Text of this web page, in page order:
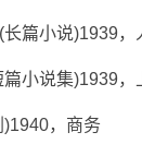
长篇小说)1939
篇小说集)1939，
)1940，商务